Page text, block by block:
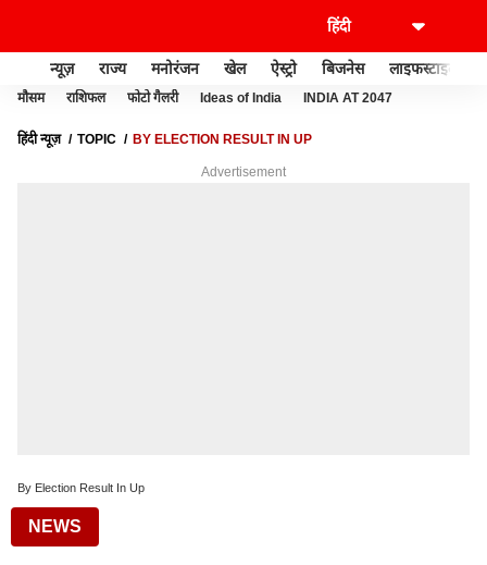
न्यूज़ राज्य मनोरंजन खेल ऐस्ट्रो बिजनेस लाइफस्टाइल
मौसम राशिफल फोटो गैलरी Ideas of India INDIA AT 2047
हिंदी न्यूज़ TOPIC BY ELECTION RESULT IN UP
Advertisement
By Election Result In Up
NEWS